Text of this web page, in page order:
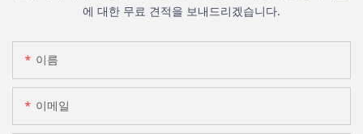
에 대한 무료 견적을 보내드리겠습니다.
이름
이메일